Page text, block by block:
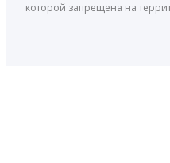
которой запрещена на